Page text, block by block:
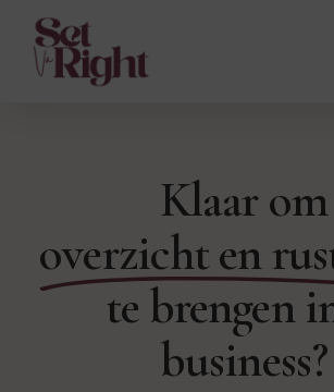
main
Klaar om
overzicht en
te brengen
business?